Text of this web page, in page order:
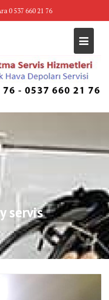
0 537 660 21 76
servis